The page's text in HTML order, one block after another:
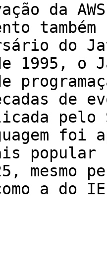
da
do
1995, o
de
pelo
foi
mesmo
a do